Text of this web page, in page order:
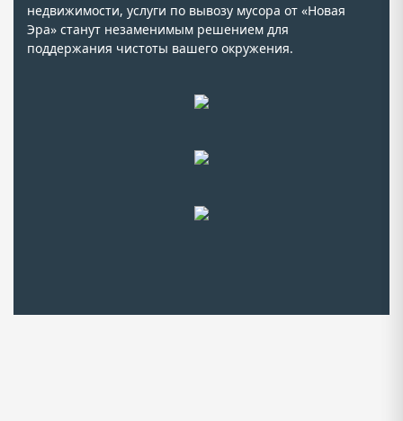
недвижимости, услуги по вывозу мусора от «Новая
Эра» станут незаменимым решением для
поддержания чистоты вашего окружения.